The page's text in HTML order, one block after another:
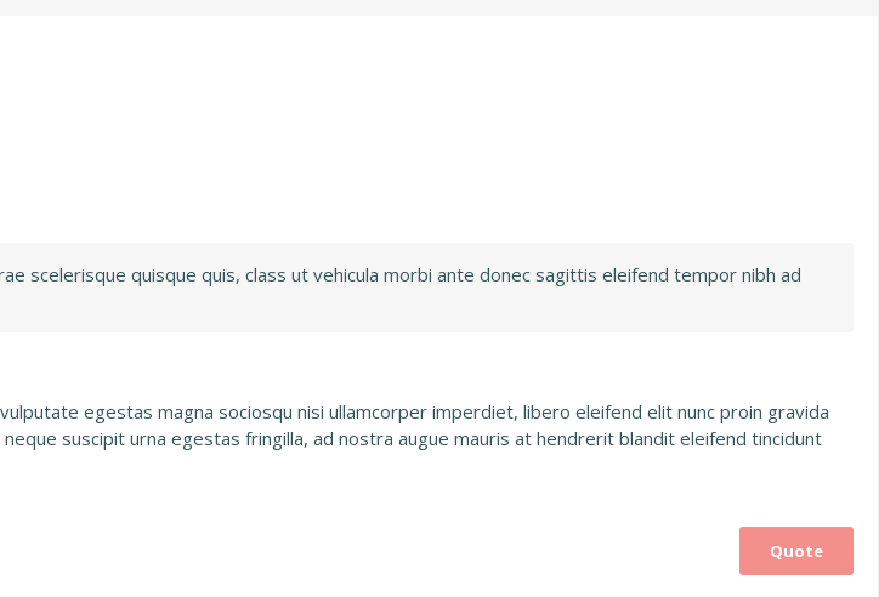
scelerisque quisque quis, class ut vehicula morbi ante donec sagittis eleifend tempor nibh ad
egestas magna sociosqu nisi ullamcorper imperdiet, libero eleifend elit nunc proin gravida
suscipit urna egestas fringilla, ad nostra augue mauris at hendrerit blandit eleifend tincidunt
Quote